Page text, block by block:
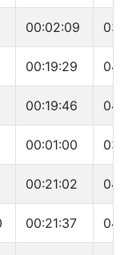
00:02:09
00:19:29
00:19:46
00:01:00
00:21:02
00:21:37